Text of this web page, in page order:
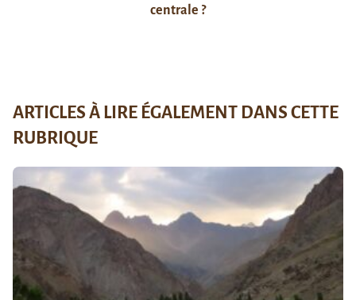
centrale ?
ARTICLES À LIRE ÉGALEMENT DANS CETTE
RUBRIQUE